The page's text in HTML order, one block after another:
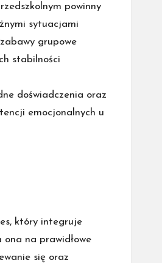
powinny
sytuacjami
grupowe
stabilności
doświadczenia oraz
emocjonalnych u
który integruje
ona na prawidłowe
się oraz